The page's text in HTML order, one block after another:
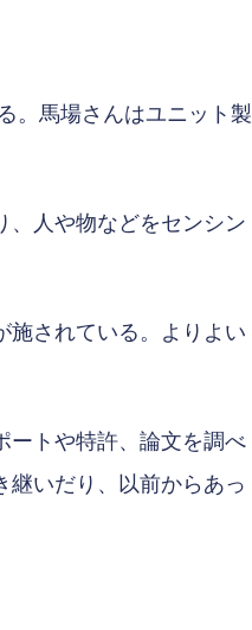
。馬場さんはユニット製
、人や物などをセンシン
施されている。よりよい
ートや特許、論文を調べ
継いだり、以前からあっ